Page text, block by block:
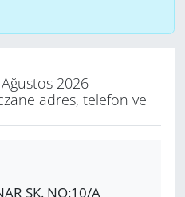
2026
adres, telefon ve
SK. NO:10/A